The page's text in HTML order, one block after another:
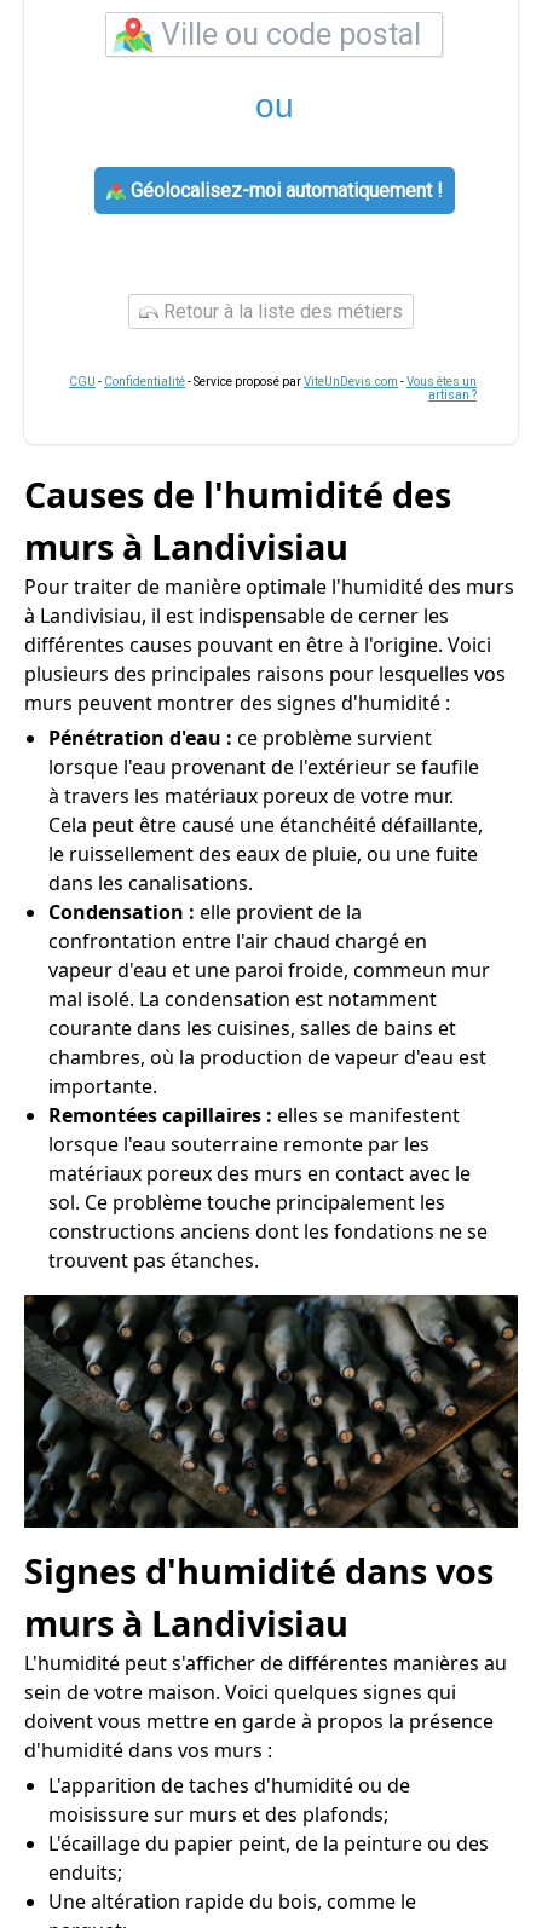
ou
Géolocalisez-moi automatiquement !
Retour à la liste des métiers
CGU - Confidentialité- Service proposé parViteUnDevis.com -Vous êtes un
artisan ?
Causes de l'humidité des
murs à Landivisiau
Pour traiter de manière optimale l'humidité des murs
à Landivisiau, il est indispensable de cerner les
différentes causes pouvant en être à l'origine. Voici
plusieurs des principales raisons pour lesquelles vos
murs peuvent montrer des signes d'humidité :
Pénétration d'eau : ce problème survient
lorsque l'eau provenant de l'extérieur se faufile
à travers les matériaux poreux de votre mur.
Cela peut être causé une étanchéité défaillante,
le ruissellement des eaux de pluie, ou une fuite
dans les canalisations.
Condensation : elle provient de la
confrontation entre l'air chaud chargé en
vapeur d'eau et une paroi froide, commeun mur
mal isolé. La condensation est notamment
courante dans les cuisines, salles de bains et
chambres, où la production de vapeur d'eau est
importante.
Remontées capillaires : elles se manifestent
lorsque l'eau souterraine remonte par les
matériaux poreux des murs en contact avec le
sol. Ce problème touche principalement les
constructions anciens dont les fondations ne se
trouvent pas étanches.
Signes d'humidité dans vos
murs à Landivisiau
L'humidité peut s'afficher de différentes manières au
sein de votre maison. Voici quelques signes qui
doivent vous mettre en garde à propos la présence
d'humidité dans vos murs :
L'apparition de taches d'humidité ou de
moisissure sur murs et des plafonds;
L'écaillage du papier peint, de la peinture ou des
enduits;
Une altération rapide du bois, comme le